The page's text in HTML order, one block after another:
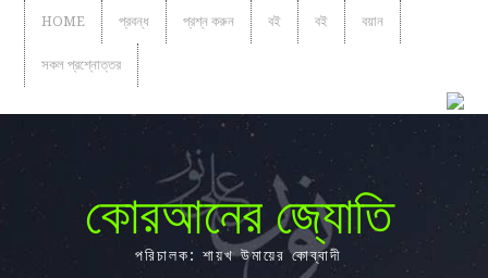
HOME প্রবন্ধ প্রশ্ন করুন বই বই বয়ান
সকল প্রশ্নোত্তর
কোরআনের জ্যোতি
পরিচালক: শায়খ উমায়ের কোব্বাদী